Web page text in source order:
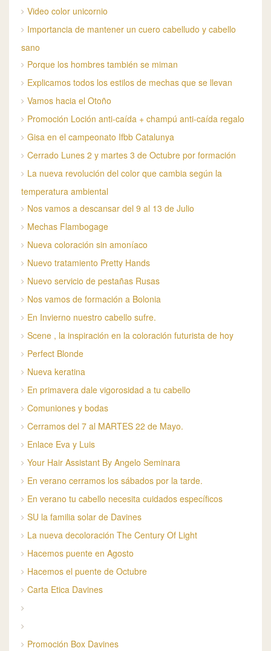
Video color unicornio
Importancia de mantener un cuero cabelludo y cabello
sano
Porque los hombres también se miman
Explicamos todos los estilos de mechas que se llevan
Vamos hacia el Otoño
Promoción Loción anti-caída + champú anti-caída regalo
Gisa en el campeonato Ifbb Catalunya
Cerrado Lunes 2 y martes 3 de Octubre por formación
La nueva revolución del color que cambia según la
temperatura ambiental
Nos vamos a descansar del 9 al 13 de Julio
Mechas Flambogage
Nueva coloración sin amoníaco
Nuevo tratamiento Pretty Hands
Nuevo servicio de pestañas Rusas
Nos vamos de formación a Bolonia
En Invierno nuestro cabello sufre.
Scene , la inspiración en la coloración futurista de hoy
Perfect Blonde
Nueva keratina
En primavera dale vigorosidad a tu cabello
Comuniones y bodas
Cerramos del 7 al MARTES 22 de Mayo.
Enlace Eva y Luis
Your Hair Assistant By Angelo Seminara
En verano cerramos los sábados por la tarde.
En verano tu cabello necesita cuidados específicos
SU la familia solar de Davines
La nueva decoloración The Century Of Light
Hacemos puente en Agosto
Hacemos el puente de Octubre
Carta Etica Davines
Promoción Box Davines